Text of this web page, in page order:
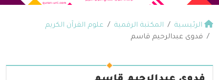
الرئيسية المكتبة الرقمية
علوم القرآن الكريم
فدوى عبدالرحيم قاسم